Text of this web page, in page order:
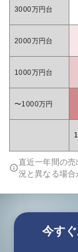
3000万円台
2000万円台
1000万円台
〜1000万円
直近一年間の
況と異なる場合
今す